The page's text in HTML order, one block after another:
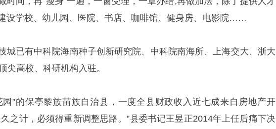
设学校、幼儿园、医院、书店、咖啡馆、健身房、电影院……
城已有中科院海南种子创新研究院、中科院南海所、上海交大、浙大
尖高校、科研机构入驻。
园”的保亭黎族苗族自治县，一度全县财政收入近七成来自房地产开
之计，必须得重新调整思路。”县委书记王昱正2014年上任后痛下决